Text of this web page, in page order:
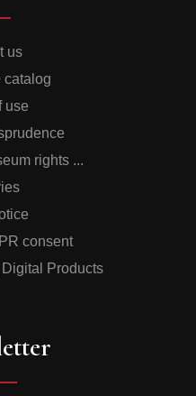
us
catalog
use
rights ...
consent
Products